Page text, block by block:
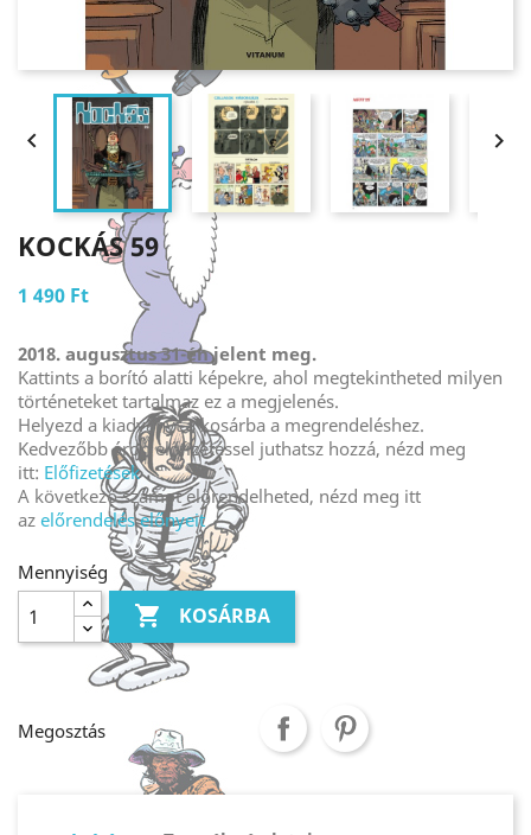
 
KOCKÁS 59
1 490 Ft
2018. augusztus 31-én jelent meg.
Kattints a borító alatti képekre, ahol megtekintheted milyen
történeteket tartalmaz ez a megjelenés.
Helyezd a kiadványt a kosárba a megrendeléshez.
Kedvezőbb áron előfizetéssel juthatsz hozzá, nézd meg
itt: Előfizetések
A következő számot előrendelheted, nézd meg itt
az előrendelés előnyeit
Mennyiség
 KOSÁRBA
Megosztás